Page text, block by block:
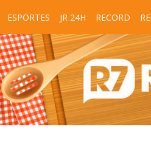
ESPORTES JR 24H RECORD